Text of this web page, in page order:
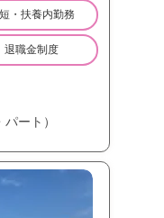
・扶養内勤務
退職金制度
ート）